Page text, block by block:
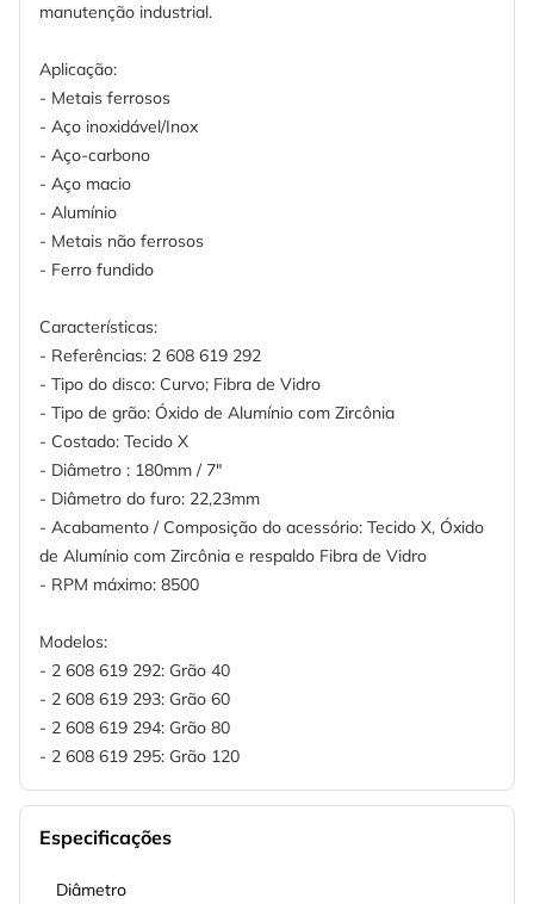
manutenção industrial.
Aplicação:
- Metais ferrosos
- Aço inoxidável/Inox
- Aço-carbono
- Aço macio
- Alumínio
- Metais não ferrosos
- Ferro fundido
Características:
- Referências: 2 608 619 292
- Tipo do disco: Curvo; Fibra de Vidro
- Tipo de grão: Óxido de Alumínio com Zircônia
- Costado: Tecido X
- Diâmetro : 180mm / 7"
- Diâmetro do furo: 22,23mm
- Acabamento / Composição do acessório: Tecido X, Óxido
de Alumínio com Zircônia e respaldo Fibra de Vidro
- RPM máximo: 8500
Modelos:
- 2 608 619 292: Grão 40
- 2 608 619 293: Grão 60
- 2 608 619 294: Grão 80
- 2 608 619 295: Grão 120
Especificações
Diâmetro